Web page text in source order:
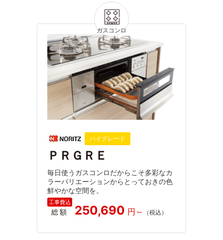
ハイグレード
ＰＲＧＲＥ
毎日使うガスコンロだからこそ多彩なカ
ラーバリエーションからとっておきの色
鮮やかな空間を。
総額 250,690